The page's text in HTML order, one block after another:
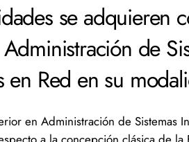
se adquieren
de
en Red en su
en Administración de Sistemas